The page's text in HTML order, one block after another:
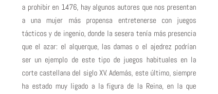
a prohibir en 1476, hay algunos autores que nos presentan
a una mujer más propensa entretenerse con juegos
tácticos y de ingenio, donde la sesera tenía más presencia
que el azar: el alquerque, las damas o el ajedrez podrían
ser un ejemplo de este tipo de juegos habituales en la
corte castellana del siglo XV. Además, este último, siempre
ha estado muy ligado a la figura de la Reina, en la que